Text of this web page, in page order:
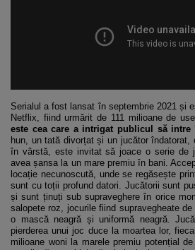
Serialul a fost lansat în septembrie 2021 și
Netflix, fiind urmărit de 111 milioane de
este cea care a intrigat publicul să intre
hun, un tată divorțat și un jucător
în vârstă, este invitat să joace o serie de
avea șansa la un mare premiu în bani.
locație necunoscută, unde se regăsește
sunt cu toții profund datori. Jucătorii sunt
și sunt ținuți sub supraveghere în orice
salopete roz, jocurile fiind supravegheate
o mască neagră și uniformă neagră.
pierderea unui joc duce la moartea lor,
milioane woni la marele premiu potențial